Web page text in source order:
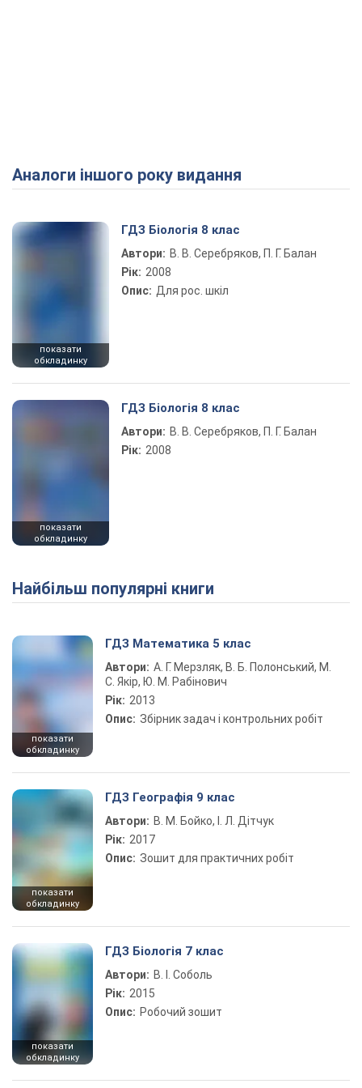
Аналоги іншого року видання
показати
обкладинку
ГДЗ Біологія 8 клас
Автори: В. В. Серебряков, П. Г. Балан
Рік: 2008
Опис: Для рос. шкіл
показати
обкладинку
ГДЗ Біологія 8 клас
Автори: В. В. Серебряков, П. Г. Балан
Рік: 2008
Найбільш популярні книги
показати
обкладинку
ГДЗ Математика 5 клас
Автори: А. Г. Мерзляк, В. Б. Полонський, М.
С. Якір, Ю. М. Рабінович
Рік: 2013
Опис: Збірник задач і контрольних робіт
показати
обкладинку
ГДЗ Географія 9 клас
Автори: В. М. Бойко, І. Л. Дітчук
Рік: 2017
Опис: Зошит для практичних робіт
показати
обкладинку
ГДЗ Біологія 7 клас
Автори: В. І. Соболь
Рік: 2015
Опис: Робочий зошит